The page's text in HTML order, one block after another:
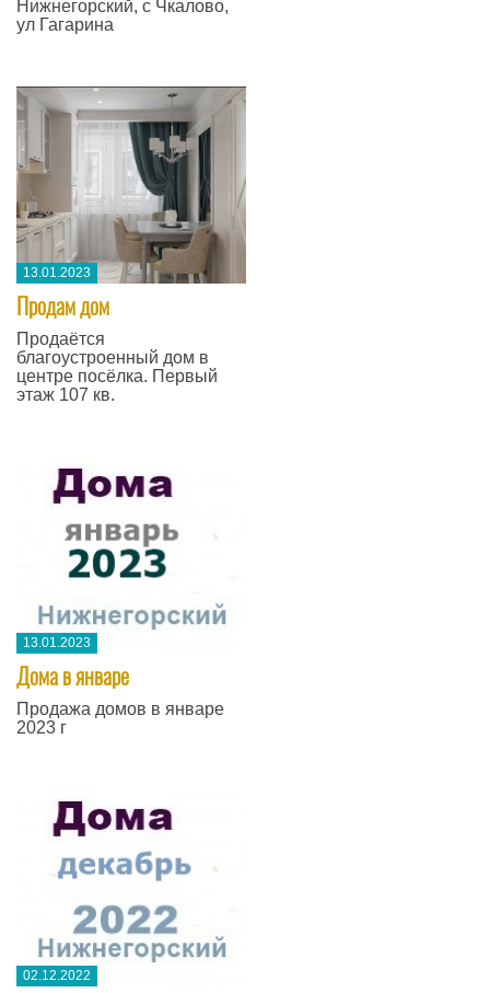
Нижнегорский, с Чкалово,
ул Гагарина
13.01.2023
Продам дом
Продаётся
благоустроенный дом в
центре посёлка. Первый
этаж 107 кв.
13.01.2023
Дома в январе
Продажа домов в январе
2023 г
02.12.2022